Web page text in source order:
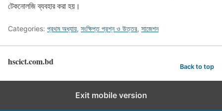
টেকনোলজি ব্যবহার করা হয়।
Categories: প্রথম অধ্যায়, সংক্ষিপ্ত প্রশ্ন ও উত্তর, সাজেশন
hscict.com.bd Back to top
Exit mobile version